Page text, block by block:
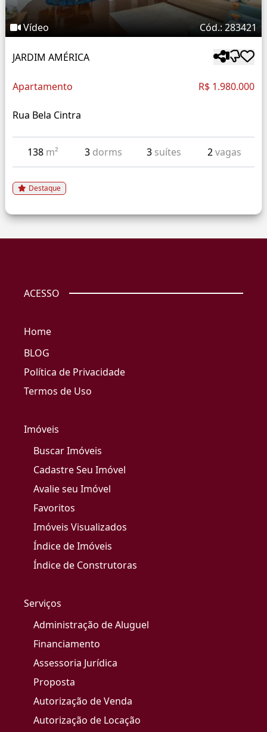
Vídeo Cód.: 283421
JARDIM AMÉRICA
Apartamento R$ 1.980.000
Rua Bela Cintra
138 m² 3 dorms 3 suítes 2vagas
Destaque
ACESSO
Home
BLOG
Política de Privacidade
Termos de Uso
Imóveis
Buscar Imóveis
Cadastre Seu Imóvel
Avalie seu Imóvel
Favoritos
Imóveis Visualizados
Índice de Imóveis
Índice de Construtoras
Serviços
Administração de Aluguel
Financiamento
Assessoria Jurídica
Proposta
Autorização de Venda
Autorização de Locação